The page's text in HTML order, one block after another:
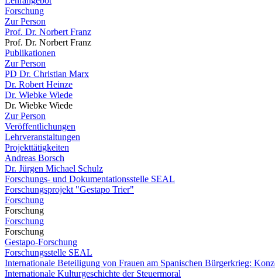
Forschung
Zur Person
Prof. Dr. Norbert Franz
Prof. Dr. Norbert Franz
Publikationen
Zur Person
PD Dr. Christian Marx
Dr. Robert Heinze
Dr. Wiebke Wiede
Dr. Wiebke Wiede
Zur Person
Veröffentlichungen
Lehrveranstaltungen
Projekttätigkeiten
Andreas Borsch
Dr. Jürgen Michael Schulz
Forschungs- und Dokumentationsstelle SEAL
Forschungsprojekt "Gestapo Trier"
Forschung
Forschung
Forschung
Forschung
Gestapo-Forschung
Forschungsstelle SEAL
Internationale Beteiligung von Frauen am Spanischen Bürgerkrieg:
Internationale Kulturgeschichte der Steuermoral